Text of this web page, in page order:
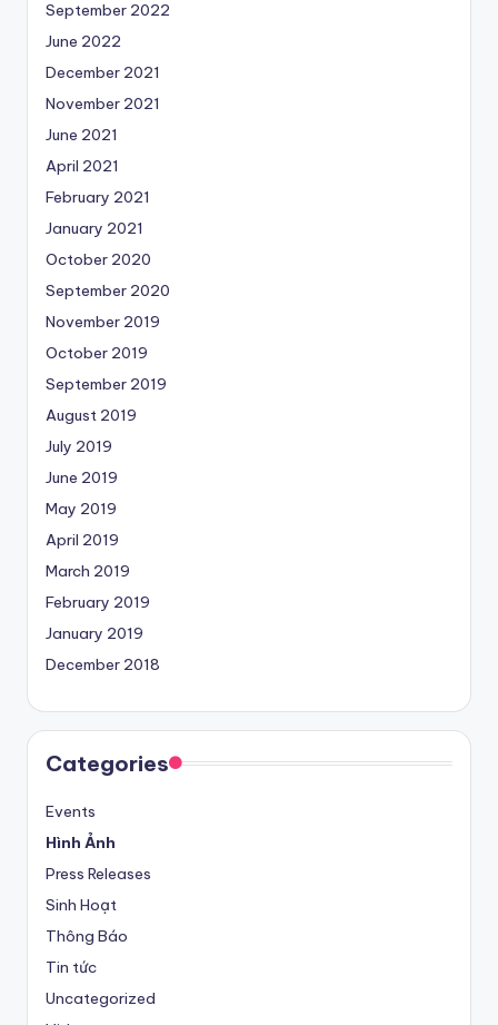
September 2022
June 2022
December 2021
November 2021
June 2021
April 2021
February 2021
January 2021
October 2020
September 2020
November 2019
October 2019
September 2019
August 2019
July 2019
June 2019
May 2019
April 2019
March 2019
February 2019
January 2019
December 2018
Categories
Events
Hình Ảnh
Press Releases
Sinh Hoạt
Thông Báo
Tin tức
Uncategorized